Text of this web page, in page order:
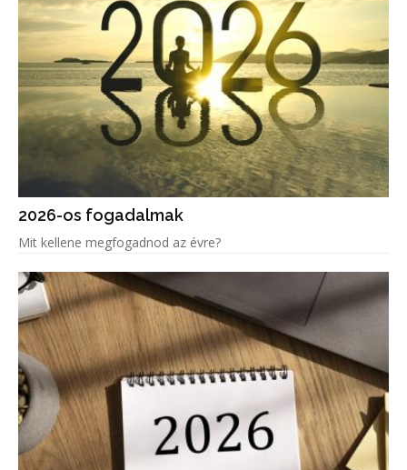
2026-os fogadalmak
Mit kellene megfogadnod az évre?